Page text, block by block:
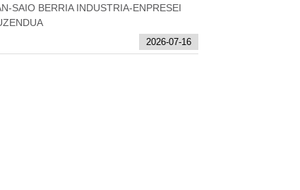
SAIO BERRIA INDUSTRIA-ENPRESEI
2026-07-16